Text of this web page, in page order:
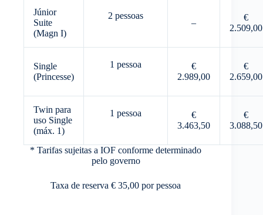
Júnior
Suite
(Magn I)
2 pessoas
–
€
2.509,00
Single
(Princesse)
1 pessoa
€
2.989,00
€
2.659,00
Twin para
uso Single
(máx. 1)
1 pessoa
€
3.463,50
€
3.088,50
* Tarifas sujeitas a IOF conforme determinado
pelo governo
Taxa de reserva € 35,00 por pessoa